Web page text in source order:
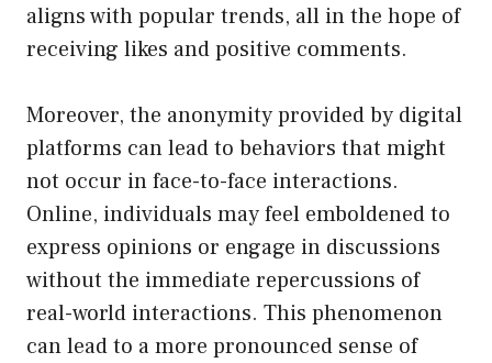
aligns with popular trends, all in the hope of
receiving likes and positive comments.
Moreover, the anonymity provided by digital
platforms can lead to behaviors that might
not occur in face-to-face interactions.
Online, individuals may feel emboldened to
express opinions or engage in discussions
without the immediate repercussions of
real-world interactions. This phenomenon
can lead to a more pronounced sense of